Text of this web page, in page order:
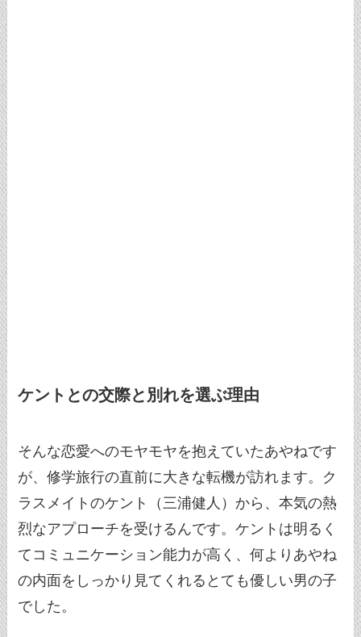
ケントとの交際と別れを選ぶ理由
そんな恋愛へのモヤモヤを抱えていたあやねです
が、修学旅行の直前に大きな転機が訪れます。ク
ラスメイトのケント（三浦健人）から、本気の熱
烈なアプローチを受けるんです。ケントは明るく
てコミュニケーション能力が高く、何よりあやね
の内面をしっかり見てくれるとても優しい男の子
でした。